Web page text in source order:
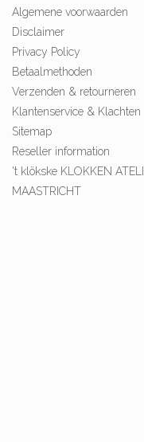
Algemene voorwaarden
Disclaimer
Privacy Policy
Betaalmethoden
Verzenden & retourneren
Klantenservice & Klachten
Sitemap
Reseller information
't klökske KLOKKEN
MAASTRICHT